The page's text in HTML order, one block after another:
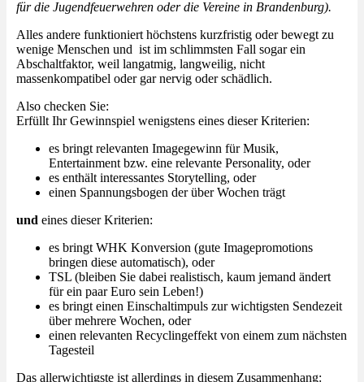
für die Jugendfeuerwehren oder die Vereine in Brandenburg).
Alles andere funktioniert höchstens kurzfristig oder bewegt zu
wenige Menschen und ist im schlimmsten Fall sogar ein
Abschaltfaktor, weil langatmig, langweilig, nicht
massenkompatibel oder gar nervig oder schädlich.
Also checken Sie:
Erfüllt Ihr Gewinnspiel wenigstens eines dieser Kriterien:
es bringt relevanten Imagegewinn für Musik,
Entertainment bzw. eine relevante Personality, oder
es enthält interessantes Storytelling, oder
einen Spannungsbogen der über Wochen trägt
und eines dieser Kriterien:
es bringt WHK Konversion (gute Imagepromotions
bringen diese automatisch), oder
TSL (bleiben Sie dabei realistisch, kaum jemand ändert
für ein paar Euro sein Leben!)
es bringt einen Einschaltimpuls zur wichtigsten Sendezeit
über mehrere Wochen, oder
einen relevanten Recyclingeffekt von einem zum nächsten
Tagesteil
Das allerwichtigste ist allerdings in diesem Zusammenhang: